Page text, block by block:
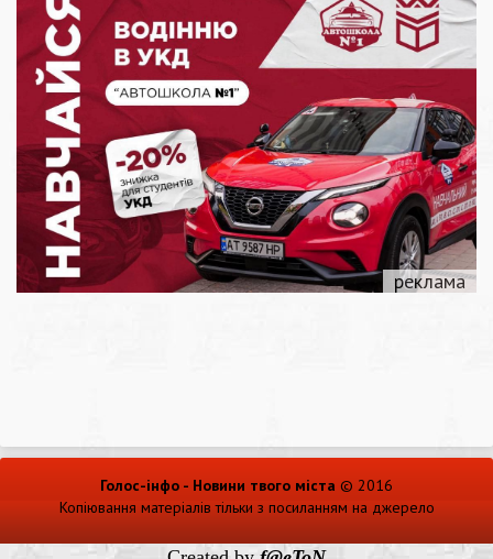
Голос-інфо - Новини твого міста © 2016
Копіювання матеріалів тільки з посиланням на джерело